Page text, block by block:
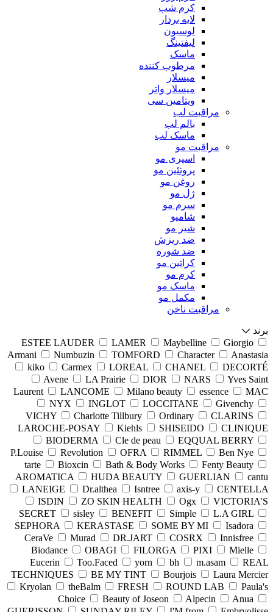
کرم شب
لایه بردار
لوسیون
لیفتینگ
ماسک
مرطوب کننده
میسلار
میسلار واتر
ویتامین سی
مراقبت لب
بالم لب
ماسک لب
مراقبت مو
اسپری مو
پروتئین مو
روغن مو
ژل مو
سرم مو
شامپو
شیر مو
ضد ریزش
ضد شوره
کراتین مو
کرم مو
ماسک مو
مکمل مو
مراقبت ناخن
برند
ESTEE LAUDER
LAMER Maybelline
Giorgio
Armani
Numbuzin TOMFORD Character
Anastasia
kiko
Carmex LOREAL CHANEL
DECORTÉ
Avene
LA Prairie DIOR NARS
Yves Saint
Laurent
LANCOME Milano beauty essence
MAC
NYX
INGLOT LOCCITANE
Givenchy
VICHY
Charlotte Tillbury Ordinary
CLARINS
LAROCHE-POSAY
Kiehls SHISEIDO
CLINIQUE
BIODERMA
Cle de peau
EQQUAL BERRY
P.Louise
Revolution OFRA RIMMEL
Ben Nye
tarte
Bioxcin Bath & Body Works
Fenty Beauty
AROMATICA
HUDA BEAUTY GUERLIAN
cantu
LANEIGE
Dr.althea Isntree axis-y
CENTELLA
ISDIN
ZO SKIN HEALTH Ogx
VICTORIA’S
SECRET
sisley BENEFIT Simple
L.A GIRL
SEPHORA
KERASTASE SOME BY MI
Isadora
CeraVe
Murad DR.JART COSRX
Innisfree
Biodance
OBAGI FILORGA PIXI
Mielle
Eucerin
Too.Faced yorn bh m.asam
REAL
TECHNIQUES
BE MY TINT Bourjois
Laura Mercier
Kryolan
theBalm FRESH ROUND LAB
Paula's
Choice
Beauty of Joseon Alpecin
Anua